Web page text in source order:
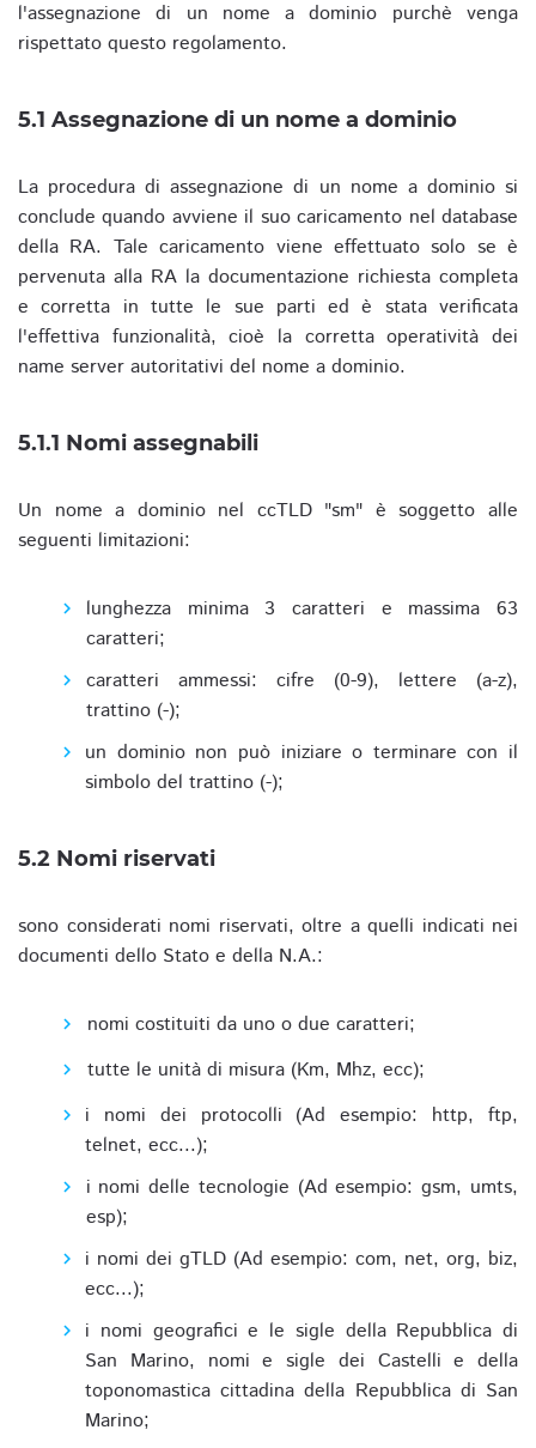
l'assegnazione di un nome a dominio purchè venga
rispettato questo regolamento.
5.1 Assegnazione di un nome a dominio
La procedura di assegnazione di un nome a dominio si
conclude quando avviene il suo caricamento nel database
della RA. Tale caricamento viene effettuato solo se è
pervenuta alla RA la documentazione richiesta completa
e corretta in tutte le sue parti ed è stata verificata
l'effettiva funzionalità, cioè la corretta operatività dei
name server autoritativi del nome a dominio.
5.1.1 Nomi assegnabili
Un nome a dominio nel ccTLD "sm" è soggetto alle
seguenti limitazioni:
lunghezza minima 3 caratteri e massima 63
caratteri;
caratteri ammessi: cifre (0-9), lettere (a-z),
trattino (-);
un dominio non può iniziare o terminare con il
simbolo del trattino (-);
5.2 Nomi riservati
sono considerati nomi riservati, oltre a quelli indicati nei
documenti dello Stato e della N.A.:
nomi costituiti da uno o due caratteri;
tutte le unità di misura (Km, Mhz, ecc);
i nomi dei protocolli (Ad esempio: http, ftp,
telnet, ecc...);
i nomi delle tecnologie (Ad esempio: gsm, umts,
esp);
i nomi dei gTLD (Ad esempio: com, net, org, biz,
ecc...);
i nomi geografici e le sigle della Repubblica di
San Marino, nomi e sigle dei Castelli e della
toponomastica cittadina della Repubblica di San
Marino;